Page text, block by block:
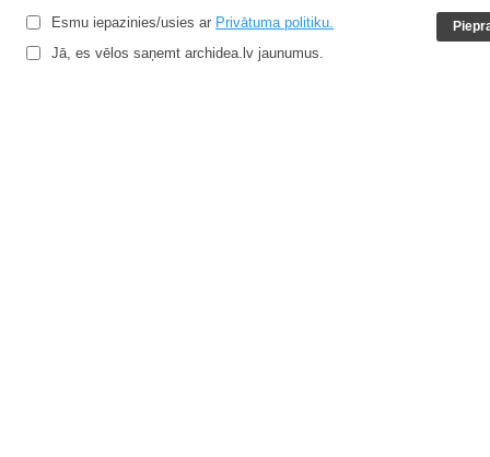
Esmu iepazinies/usies ar Privātuma politiku.
Jā, es vēlos saņemt archidea.lv jaunumus.